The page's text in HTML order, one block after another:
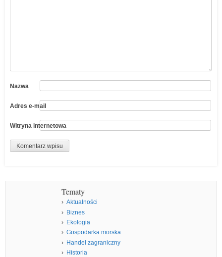
Nazwa
Adres e-mail
Witryna internetowa
Tematy
Aktualności
Biznes
Ekologia
Gospodarka morska
Handel zagraniczny
Historia